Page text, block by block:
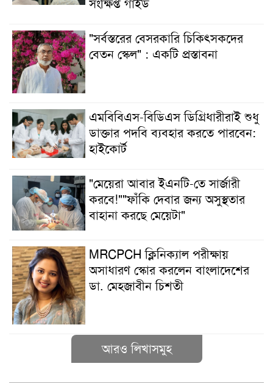
সংক্ষিপ্ত গাইড
"সর্বস্তরের বেসরকারি চিকিৎসকদের
বেতন স্কেল" : একটি প্রস্তাবনা
এমবিবিএস-বিডিএস ডিগ্রিধারীরাই শুধু
ডাক্তার পদবি ব্যবহার করতে পারবেন:
হাইকোর্ট
"মেয়েরা আবার ইএনটি-তে সার্জারী
করবে!""ফাঁকি দেবার জন্য অসুস্থতার
বাহানা করছে মেয়েটা"
MRCPCH ক্লিনিক্যাল পরীক্ষায়
অসাধারণ স্কোর করলেন বাংলাদেশের
ডা. মেহজাবীন চিশতী
আরও লিখাসমুহ